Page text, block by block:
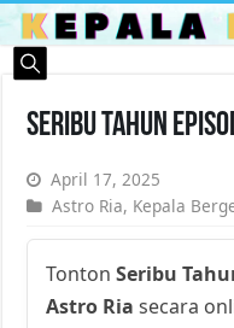
Seribu Tahun
April 17, 2025
Astro Ria, Kepala
TontonSeribu
Astro Ria secara